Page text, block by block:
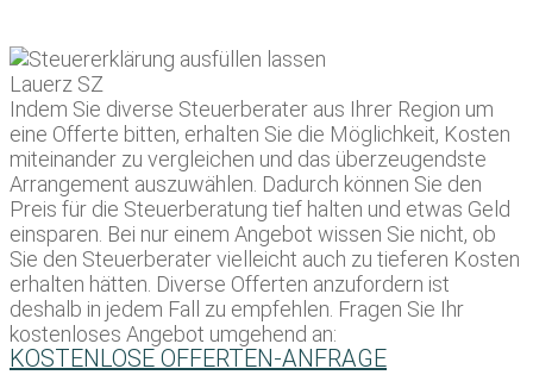
Indem Sie diverse Steuerberater aus Ihrer Region um
eine Offerte bitten, erhalten Sie die Möglichkeit, Kosten
miteinander zu vergleichen und das überzeugendste
Arrangement auszuwählen. Dadurch können Sie den
Preis für die Steuerberatung tief halten und etwas Geld
einsparen. Bei nur einem Angebot wissen Sie nicht, ob
Sie den Steuerberater vielleicht auch zu tieferen Kosten
erhalten hätten. Diverse Offerten anzufordern ist
deshalb in jedem Fall zu empfehlen. Fragen Sie Ihr
kostenloses Angebot umgehend an:
KOSTENLOSE OFFERTEN-ANFRAGE